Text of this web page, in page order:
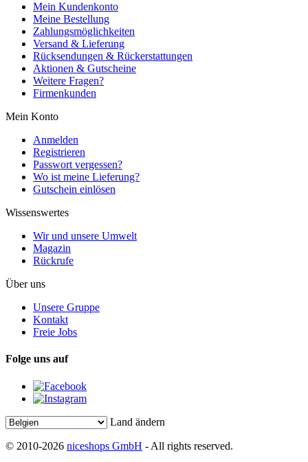
Mein Kundenkonto
Meine Bestellung
Zahlungsmöglichkeiten
Versand & Lieferung
Rücksendungen & Rückerstattungen
Aktionen & Gutscheine
Weitere Fragen?
Firmenkunden
Mein Konto
Anmelden
Registrieren
Passwort vergessen?
Wo ist meine Lieferung?
Gutschein einlösen
Wissenswertes
Wir und unsere Umwelt
Magazin
Rückrufe
Über uns
Unsere Gruppe
Kontakt
Freie Jobs
Folge uns auf
Land ändern
© 2010-2026 niceshops GmbH - All rights reserved.